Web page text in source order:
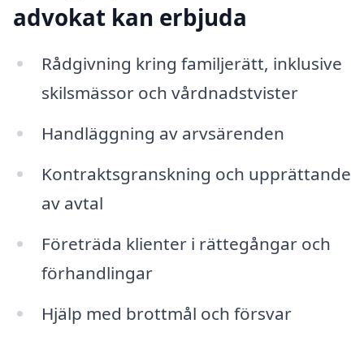
advokat kan erbjuda
Rådgivning kring familjerätt, inklusive
skilsmässor och vårdnadstvister
Handläggning av arvsärenden
Kontraktsgranskning och upprättande
av avtal
Företräda klienter i rättegångar och
förhandlingar
Hjälp med brottmål och försvar